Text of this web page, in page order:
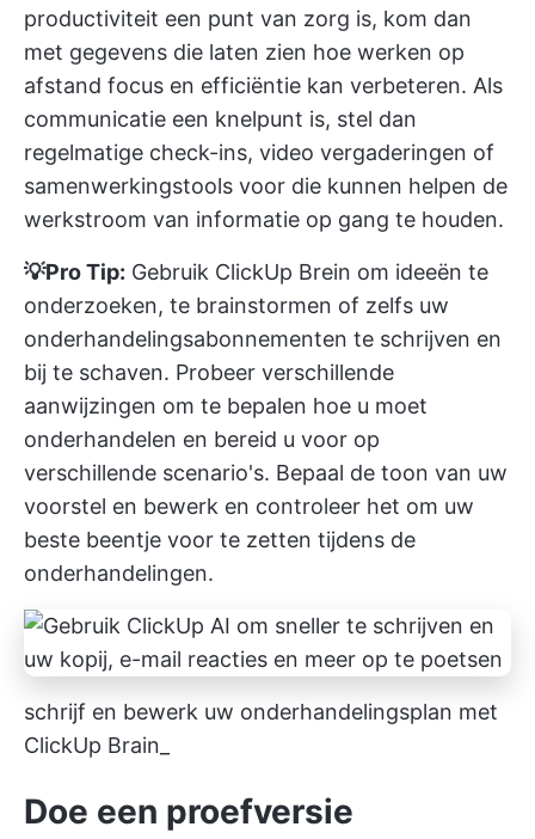
productiviteit een punt van zorg is, kom dan
met gegevens die laten zien hoe werken op
afstand focus en efficiëntie kan verbeteren. Als
communicatie een knelpunt is, stel dan
regelmatige check-ins, video vergaderingen of
samenwerkingstools voor die kunnen helpen de
werkstroom van informatie op gang te houden.
💡Pro Tip: Gebruik ClickUp Brein om ideeën te
onderzoeken, te brainstormen of zelfs uw
onderhandelingsabonnementen te schrijven en
bij te schaven. Probeer verschillende
aanwijzingen om te bepalen hoe u moet
onderhandelen en bereid u voor op
verschillende scenario's. Bepaal de toon van uw
voorstel en bewerk en controleer het om uw
beste beentje voor te zetten tijdens de
onderhandelingen.
schrijf en bewerk uw onderhandelingsplan met
ClickUp Brain_
Doe een proefversie